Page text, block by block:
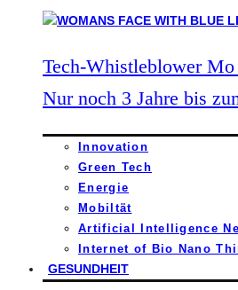
Tech-Whistleblower
Nur noch 3 Jahre bis
Innovation
Green Tech
Energie
Mobiltät
Artificial Intelligence
Internet of Bio Nano
GESUNDHEIT